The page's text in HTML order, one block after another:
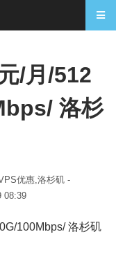
/月/512
洛杉
优惠,洛杉矶 -
08:39
100Mbps/ 洛杉矶